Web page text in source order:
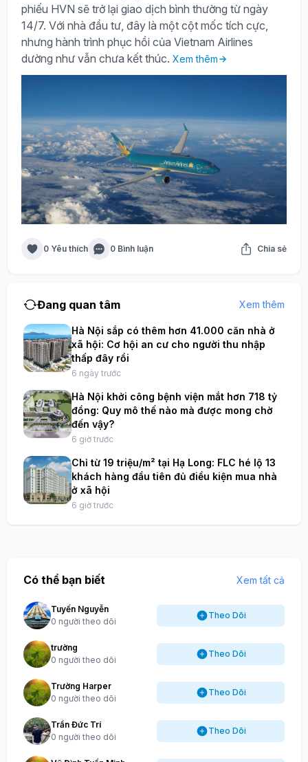
phiếu HVN sẽ trở lại giao dịch bình thường từ ngày
14/7. Với nhà đầu tư, đây là một cột mốc tích cực,
nhưng hành trình phục hồi của Vietnam Airlines
dường như vẫn chưa kết thúc. Xem thêm
0 Yêu thích 0 Bình luận Chia sẻ
Đang quan tâm Xem thêm
Hà Nội sắp có thêm hơn 41.000 căn nhà ở
xã hội: Cơ hội an cư cho người thu nhập
thấp đây rồi
6 ngày trước
Hà Nội khởi công bệnh viện mắt hơn 718 tỷ
đồng: Quy mô thế nào mà được mong chờ
đến vậy?
6 giờ trước
Chỉ từ 19 triệu/m² tại Hạ Long: FLC hé lộ 13
khách hàng đầu tiên đủ điều kiện mua nhà
ở xã hội
6 giờ trước
Có thể bạn biết Xem tất cả
Tuyến Nguyễn
0 người theo dõi
Theo Dõi
trường
0 người theo dõi
Theo Dõi
Trường Harper
0 người theo dõi
Theo Dõi
Trần Đức Trí
0 người theo dõi
Theo Dõi